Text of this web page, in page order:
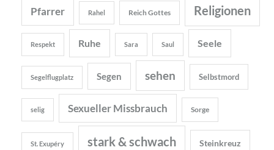
Pfarrer Rahel Reich Gottes Religionen
Respekt Ruhe Sara Saul Seele
Segelflugplatz Segen sehen Selbstmord
selig Sexueller Missbrauch Sorge
St. Exupéry stark & schwach Steinkreuz